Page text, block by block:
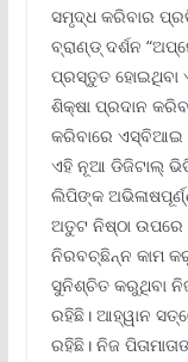
ସମୃଦ୍ଧ କରିବାର
ବ୍ରାଣ୍ଡ୍ ଦର୍ଶନ
ପ୍ରସ୍ତୁତ ହୋଇଥିବା
ଶିକ୍ଷା ପ୍ରଦାନ
କରିବାରେ ଏସ୍‌ବିଆଇ
ଏହି ନୂଆ ଡିଜିଟାଲ୍
ଲିପିଙ୍କ
ଅତୁଟ ନିଷ୍ଠା ଉପରେ
ନିରବଚ୍ଛିନ୍ନ କାମ
ସୁନିଶ୍ଚିତ କରୁଥିବା
ରହିଛି। ଆହ୍ୱାନ
ରହିଛି। ନିଜ